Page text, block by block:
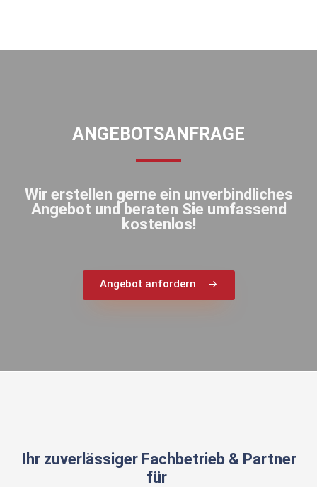
ANGEBOTSANFRAGE
Wir erstellen gerne ein unverbindliches
Angebot und beraten Sie umfassend
kostenlos!
Angebot anfordern
Ihr zuverlässiger Fachbetrieb & Partner
für